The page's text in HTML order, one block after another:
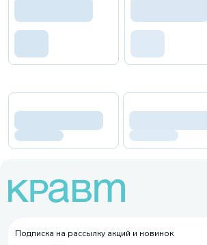
Подписка на рассылку акций и новинок